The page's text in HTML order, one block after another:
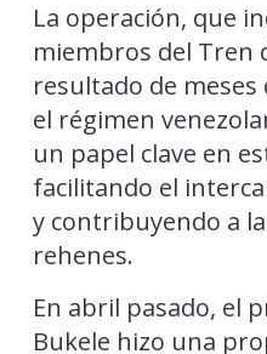
La operación, que
miembros del Tren
resultado de meses
el régimen
un papel clave en
facilitando el
y contribuyendo a
rehenes.
En abril pasado, el
Bukele hizo una